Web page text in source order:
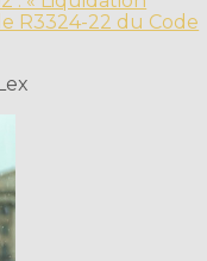
R3324-22 du Code